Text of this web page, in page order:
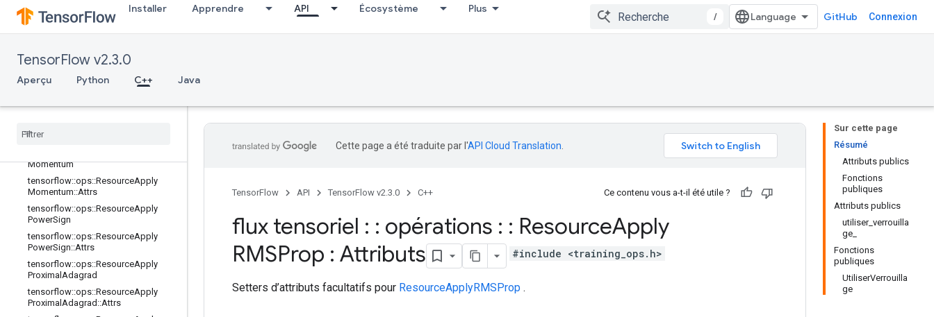
Installer Apprendre API Écosystème Plus
/ GitHub Connexion
TensorFlow v2.3.0
Aperçu Python C++ Java
tensorflow::ops::ResourceApplyFtrlV
2::Attrs
dientDescent
dientDescent::Attrs
KerasMomentum
Keras
Momentum
tensorflow::ops::ResourceApply
Momentum::Attrs
tensorflow::ops::ResourceApply
PowerSign
tensorflow::ops::ResourceApply
PowerSign::Attrs
tensorflow::ops::ResourceApply
Proximal Adagrad
tensorflow::ops::ResourceApply
Proximal Adagrad ::Attrs
Sur cette page
Résumé
Attributs publics
Fonctions
publiques
Attributs publics
utiliser_verrouilla
ge_
Fonctions
publiques
UtiliserVerrouilla
ge
Cette page a été traduite par l'API Cloud Translation
TensorFlow API TensorFlow v2.3.0 C++ Ce contenu vous a-t-il été utile ?
flux tensoriel : : opérations : : ResourceApply
RMSProp : Attributs
#include <training_ops.h>
Setters d’attributs facultatifs pour ResourceApplyRMSProp .